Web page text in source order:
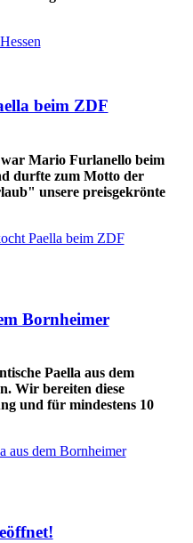
beim ZDF
Mario Furlanello beim
durfte zum Motto der
unsere preisgekrönte
Paella beim ZDF
Bornheimer
Paella aus dem
Wir bereiten diese
und für mindestens 10
aus dem Bornheimer